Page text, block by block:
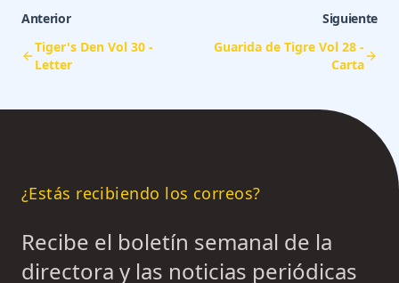
Anterior
Tiger's Den Vol 30 -
Letter
Siguiente
Guarida de Tigre Vol 28 -
Carta
¿Estás recibiendo los correos?
Recibe el boletín semanal de la
directora y las noticias periódicas